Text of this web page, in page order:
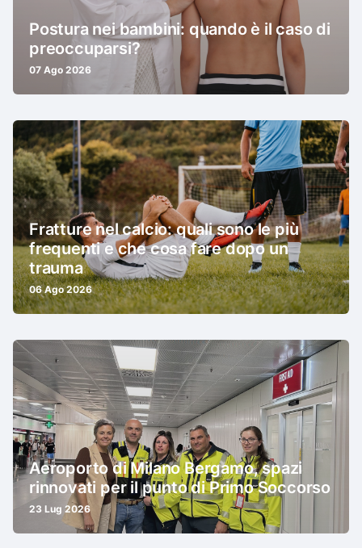
Postura nei bambini: quando è il caso di
preoccuparsi?
07 Ago 2026
Fratture nel calcio: quali sono le più
frequenti e che cosa fare dopo un
trauma
06 Ago 2026
Aeroporto di Milano Bergamo, spazi
rinnovati per il punto di Primo Soccorso
23 Lug 2026